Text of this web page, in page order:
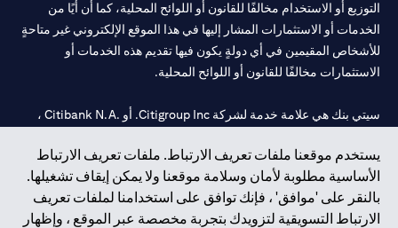
يستخدم موقعنا ملفات تعريف الارتباط. ملفات تعريف الارتباط
الأساسية مطلوبة لأمان وسلامة موقعنا ولا يمكن إيقاف تشغيلها.
بالنقر على 'موافق' ، فإنك توافق على استخدامنا لملفات تعريف
الارتباط التسويقية لتزويدك بتجربة مخصصة عبر الموقع ، وإظهار
التوزيع أو الاستخدام مخالفًا للقانون أو اللوائح المحلية، كما أن أيًا من
الخدمات أو الاستثمارات المشار إليها في هذا الموقع الإلكتروني غير متاحةٍ
للأشخاص المقيمين في أي دولةٍ يكون فيها تقديم هذه الخدمات أو
الاستثمارات مخالفًا للقانون أو اللوائح المحلية.
سيتي بنك هي علامة خدمة لشركة Citigroup Inc. أو .Citibank N.A ،
سيتي بنك إن. إيه. الإمارات مسجل لدى مصرف الإمارات المركزي تحت
أرقام التراخيص 202563 لفرع الوصل في دبي، 531989 لفرع مول
الإمارات في دبي، و CN-1002019 لفرع أبوظبي. هاتف: 4000 311 04.